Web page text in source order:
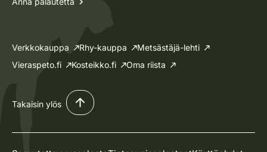
Verkkokauppa Rhy-kauppa
Metsästäjä-lehti
Vieraspeto.fi
Kosteikko.fi Oma riista
Takaisin ylös